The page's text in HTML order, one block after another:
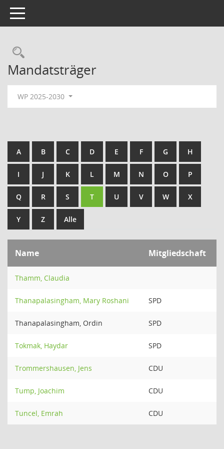
Toggle navigation
Rechercheauswahl
Mandatsträger
WP 2025-2030
A B C D E F G H
I J K L M N O P
Q R S T U V W X
Y Z Alle
Name Mitgliedschaft
Thamm, Claudia
Thanapalasingham, Mary Roshani SPD
Thanapalasingham, Ordin SPD
Tokmak, Haydar SPD
Trommershausen, Jens CDU
Tump, Joachim CDU
Tuncel, Emrah CDU